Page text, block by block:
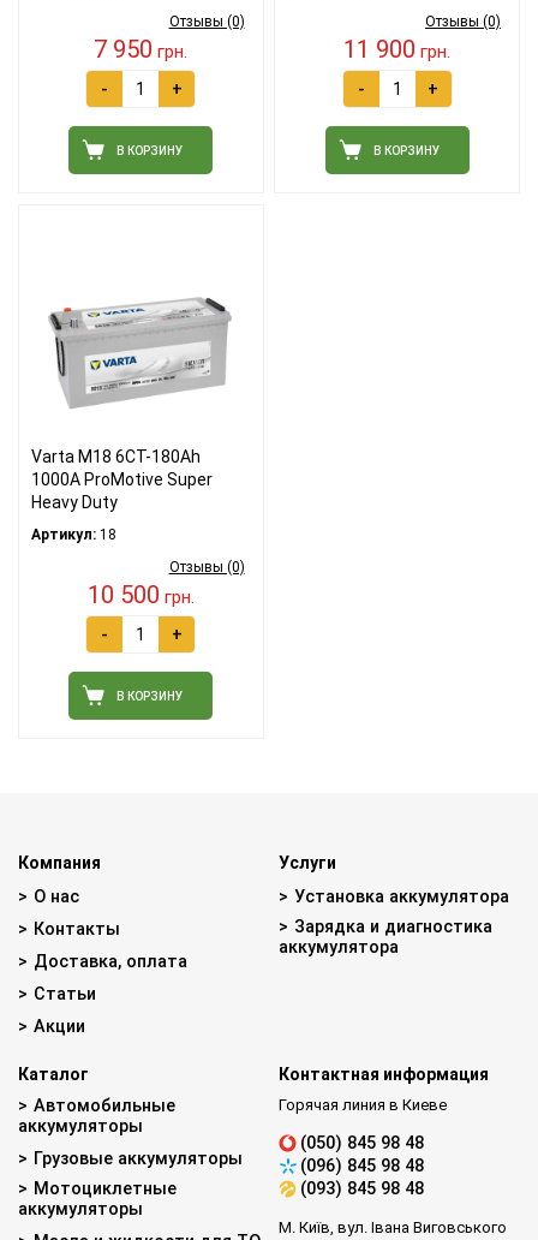
Отзывы (0)
7 950 грн.
- +
В КОРЗИНУ
Отзывы (0)
11 900 грн.
- +
В КОРЗИНУ
Varta M18 6СТ-180Ah
1000A ProMotive Super
Heavy Duty
Артикул: 18
Отзывы (0)
10 500 грн.
- +
В КОРЗИНУ
Компания
О нас
Контакты
Доставка, оплата
Статьи
Акции
Услуги
Установка аккумулятора
Зарядка и диагностика
аккумулятора
Каталог
Автомобильные
аккумуляторы
Грузовые аккумуляторы
Мотоциклетные
аккумуляторы
Контактная информация
Горячая линия в Киеве
(050) 845 98 48
(096) 845 98 48
(093) 845 98 48
М. Київ, вул. Івана Виговського